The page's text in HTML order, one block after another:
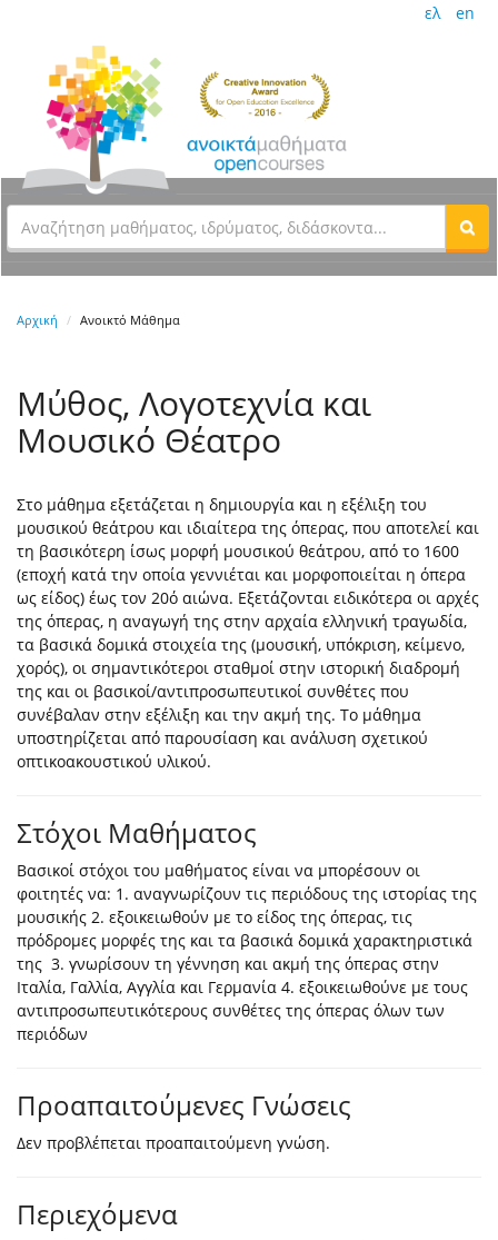
ελ en
Αρχική Ανοικτό Μάθημα
Μύθος, Λογοτεχνία και
Μουσικό Θέατρο
Στο μάθημα εξετάζεται η δημιουργία και η εξέλιξη του
μουσικού θεάτρου και ιδιαίτερα της όπερας, που αποτελεί και
τη βασικότερη ίσως μορφή μουσικού θεάτρου, από το 1600
(εποχή κατά την οποία γεννιέται και μορφοποιείται η όπερα
ως είδος) έως τον 20ό αιώνα. Εξετάζονται ειδικότερα οι αρχές
της όπερας, η αναγωγή της στην αρχαία ελληνική τραγωδία,
τα βασικά δομικά στοιχεία της (μουσική, υπόκριση, κείμενο,
χορός), οι σημαντικότεροι σταθμοί στην ιστορική διαδρομή
της και οι βασικοί/αντιπροσωπευτικοί συνθέτες που
συνέβαλαν στην εξέλιξη και την ακμή της. Το μάθημα
υποστηρίζεται από παρουσίαση και ανάλυση σχετικού
οπτικοακουστικού υλικού.
Στόχοι Μαθήματος
Βασικοί στόχοι του μαθήματος είναι να μπορέσουν οι
φοιτητές να: 1. αναγνωρίζουν τις περιόδους της ιστορίας της
μουσικής 2. εξοικειωθούν με το είδος της όπερας, τις
πρόδρομες μορφές της και τα βασικά δομικά χαρακτηριστικά
της 3. γνωρίσουν τη γέννηση και ακμή της όπερας στην
Ιταλία, Γαλλία, Αγγλία και Γερμανία 4. εξοικειωθούνε με τους
αντιπροσωπευτικότερους συνθέτες της όπερας όλων των
περιόδων
Προαπαιτούμενες Γνώσεις
Δεν προβλέπεται προαπαιτούμενη γνώση.
Περιεχόμενα